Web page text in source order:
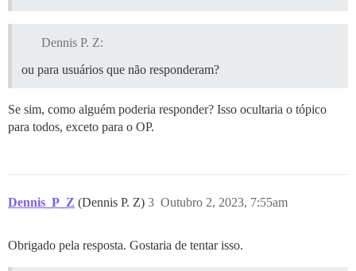
Dennis P. Z:
ou para usuários que não responderam?
Se sim, como alguém poderia responder? Isso ocultaria o tópico
para todos, exceto para o OP.
Dennis_P_Z (Dennis P. Z) Outubro 2, 2023, 7:55am
3
Obrigado pela resposta. Gostaria de tentar isso.